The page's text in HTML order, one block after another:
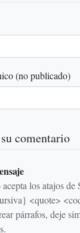
(no publicado)
comentario
los atajos de
<quote> <code> y el
párrafos, deje